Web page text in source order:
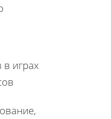
в играх